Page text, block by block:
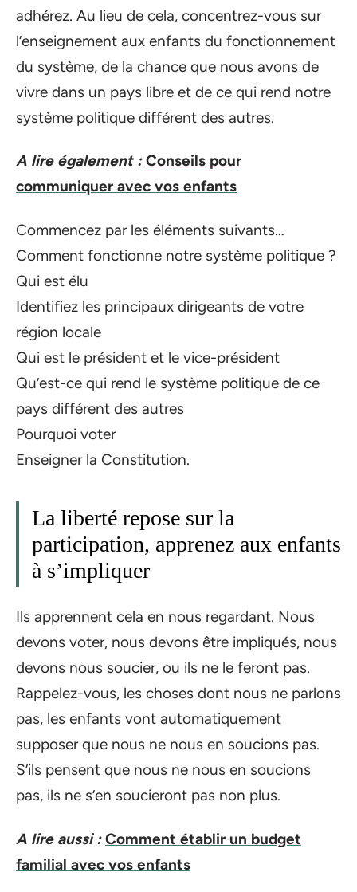
adhérez. Au lieu de cela, concentrez-vous sur
l’enseignement aux enfants du fonctionnement
du système, de la chance que nous avons de
vivre dans un pays libre et de ce qui rend notre
système politique différent des autres.
A lire également : Conseils pour
communiquer avec vos enfants
Commencez par les éléments suivants…
Comment fonctionne notre système politique ?
Qui est élu
Identifiez les principaux dirigeants de votre
région locale
Qui est le président et le vice-président
Qu’est-ce qui rend le système politique de ce
pays différent des autres
Pourquoi voter
Enseigner la Constitution.
La liberté repose sur la
participation, apprenez aux enfants
à s’impliquer
Ils apprennent cela en nous regardant. Nous
devons voter, nous devons être impliqués, nous
devons nous soucier, ou ils ne le feront pas.
Rappelez-vous, les choses dont nous ne parlons
pas, les enfants vont automatiquement
supposer que nous ne nous en soucions pas.
S’ils pensent que nous ne nous en soucions
pas, ils ne s’en soucieront pas non plus.
A lire aussi : Comment établir un budget
familial avec vos enfants